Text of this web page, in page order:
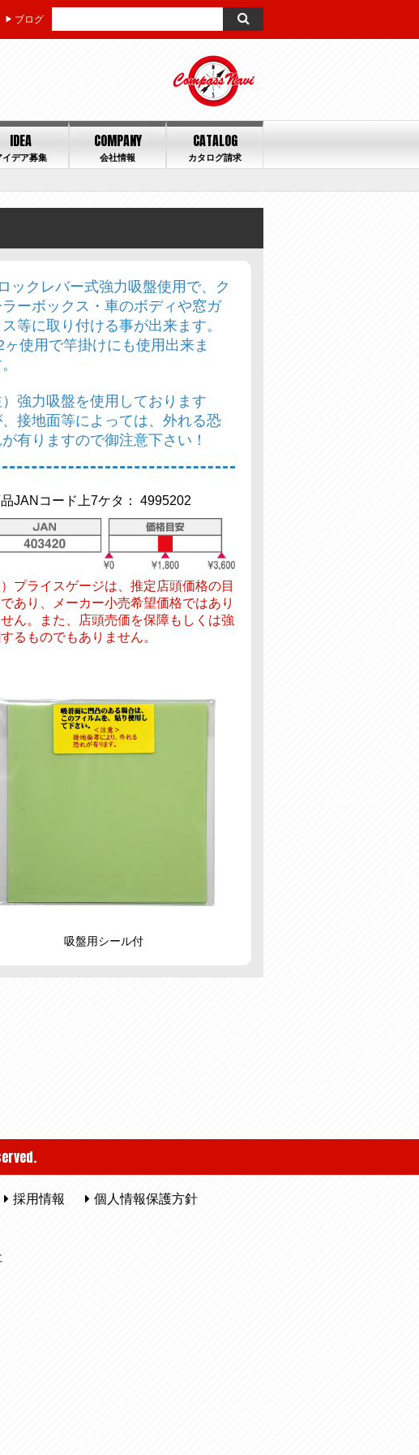
ブログ
IDEA
イデア募集
COMPANY
会社情報
CATALOG
カタログ請求
ックレバー式強力吸盤使用で、ク
ラーボックス・車のボディや窓ガ
ス等に取り付ける事が出来ます。
ヶ使用で竿掛けにも使用出来ま
強力吸盤を使用しております
、接地面等によっては、外れる恐
有りますので御注意下さい！
JANコード上7ケタ： 4995202
プライスゲージは、推定店頭価格の目
あり、メーカー小売希望価格ではあり
せん。また、店頭売価を保障もしくは強
るものでもありません。
吸盤用シール付
採用情報 個人情報保護方針